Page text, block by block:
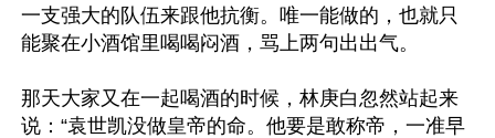
一支强大的队伍来跟他抗衡。唯一能做的，也就只
能聚在小酒馆里喝喝闷酒，骂上两句出出气。
那天大家又在一起喝酒的时候，林庚白忽然站起来
说：“袁世凯没做皇帝的命。他要是敢称帝，一准早